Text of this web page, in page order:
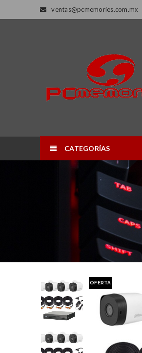
ventas@pcmemories.com.mx
CATEGORÍAS
OFERTA